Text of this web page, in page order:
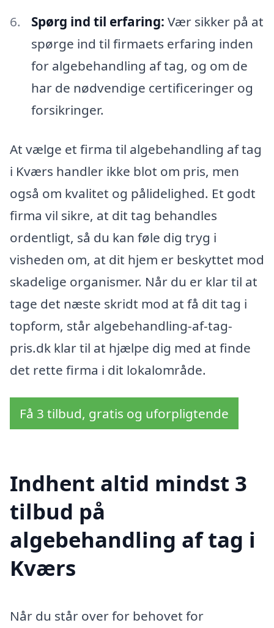
Spørg ind til erfaring: Vær sikker på at
spørge ind til firmaets erfaring inden
for algebehandling af tag, og om de
har de nødvendige certificeringer og
forsikringer.
At vælge et firma til algebehandling af tag
i Kværs handler ikke blot om pris, men
også om kvalitet og pålidelighed. Et godt
firma vil sikre, at dit tag behandles
ordentligt, så du kan føle dig tryg i
visheden om, at dit hjem er beskyttet mod
skadelige organismer. Når du er klar til at
tage det næste skridt mod at få dit tag i
topform, står algebehandling-af-tag-
pris.dk klar til at hjælpe dig med at finde
det rette firma i dit lokalområde.
Få 3 tilbud, gratis og uforpligtende
Indhent altid mindst 3
tilbud på
algebehandling af tag i
Kværs
Når du står over for behovet for